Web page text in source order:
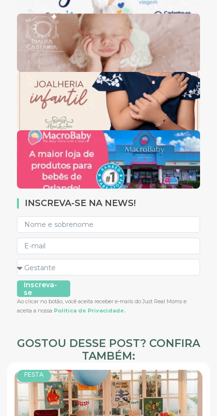
INSCREVA-SE NA NEWS!
Inscreva-
se
Ao clicar no botão, você aceita receber e-mails do Just Real Moms e
aceita a nossa Política de Privacidade.
GOSTOU DESSE POST? CONFIRA
TAMBÉM:
FESTA